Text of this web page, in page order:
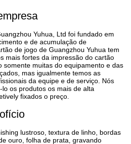
Yuhua, Ltd foi fundado em
e de acumulação de
de jogo de Guangzhou Yuhua tem
mais fortes da impressão do cartão
somente muitas do equipamento e das
mas igualmente temos as
da equipe e de serviço. Nós
os produtos os mais de alta
fixados o preço.
lustroso, textura de linho, bordas
ouro, folha de prata, gravando